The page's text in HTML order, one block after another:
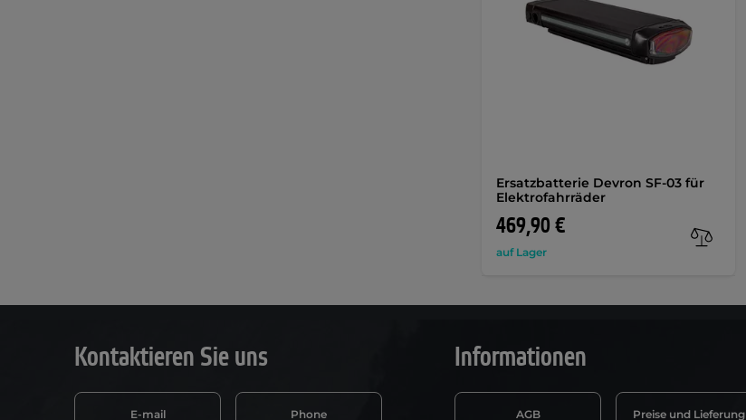
Ersatzbatterie Devron SF-03 für
Elektrofahrräder
469,90 €
auf Lager
Kontaktieren Sie uns
E-mail Phone
Informationen
AGB Preise und Lieferung